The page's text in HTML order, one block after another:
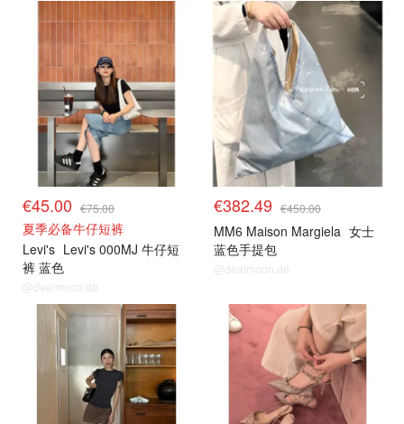
€45.00 €75.00
夏季必备牛仔短裤
Levi's Levi's 000MJ 牛仔短
裤 蓝色
@dealmoon.de
€382.49 €450.00
MM6 Maison Margiela 女士
蓝色手提包
@dealmoon.de